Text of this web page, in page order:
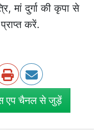
मां दुर्गा की कृपा से
करें.
एप चैनल से जुड़ें